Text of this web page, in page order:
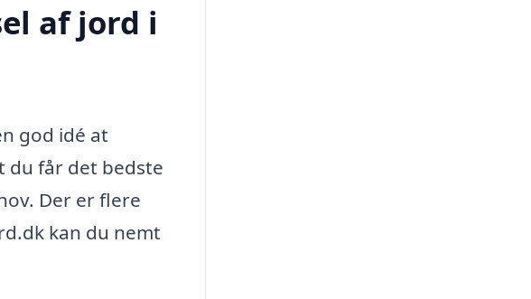
af jord i
god idé at
du får det bedste
Der er flere
kan du nemt